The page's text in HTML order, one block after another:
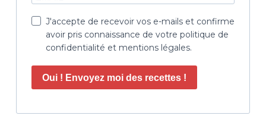
J'accepte de recevoir vos e-mails et confirme
avoir pris connaissance de votre politique de
confidentialité et mentions légales.
Oui ! Envoyez moi des recettes !